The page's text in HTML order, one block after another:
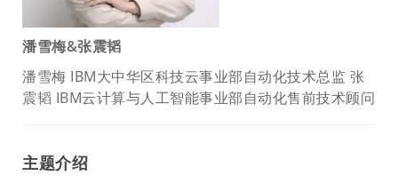
潘雪梅&张震韬
潘雪梅 IBM大中华区科技云事业部自动化技术总监 张
震韬 IBM云计算与人工智能事业部自动化售前技术顾问
主题介绍